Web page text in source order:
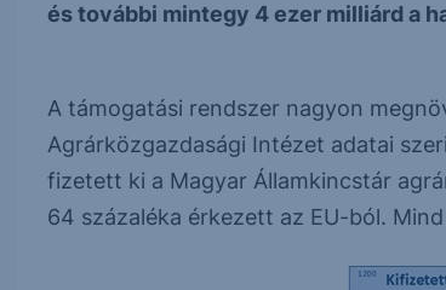
és további mintegy 4 ezer milliárd a
A támogatási rendszer nagyon
Agrárközgazdasági Intézet adatai
fizetett ki a Magyar Államkincstár
64 százaléka érkezett az EU-ból.